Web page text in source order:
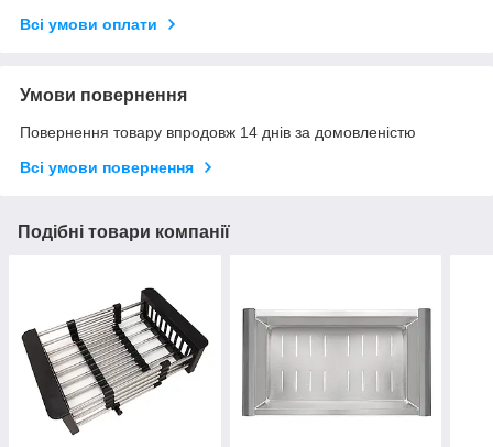
Всі умови оплати
Умови повернення
Повернення товару впродовж 14 днів за домовленістю
Всі умови повернення
Подібні товари компанії